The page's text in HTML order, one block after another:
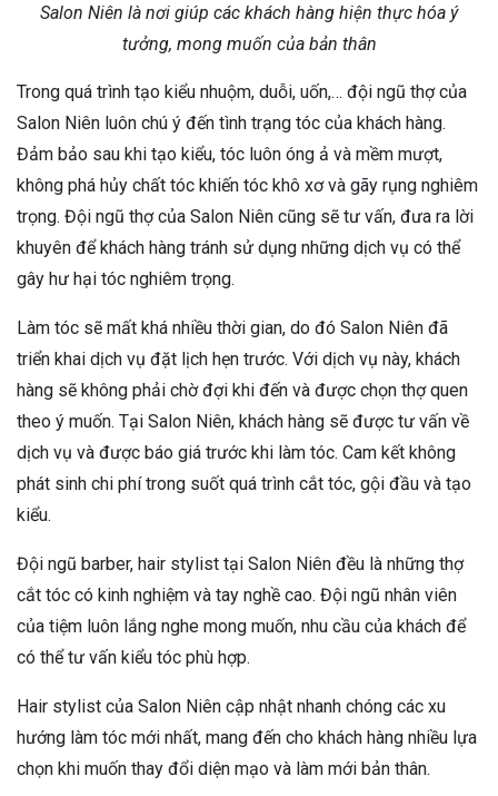
Salon Niên là nơi giúp các khách hàng hiện thực hóa ý
tưởng, mong muốn của bản thân
Trong quá trình tạo kiểu nhuộm, duỗi, uốn,… đội ngũ thợ của
Salon Niên luôn chú ý đến tình trạng tóc của khách hàng.
Đảm bảo sau khi tạo kiểu, tóc luôn óng ả và mềm mượt,
không phá hủy chất tóc khiến tóc khô xơ và gãy rụng nghiêm
trọng. Đội ngũ thợ của Salon Niên cũng sẽ tư vấn, đưa ra lời
khuyên để khách hàng tránh sử dụng những dịch vụ có thể
gây hư hại tóc nghiêm trọng.
Làm tóc sẽ mất khá nhiều thời gian, do đó Salon Niên đã
triển khai dịch vụ đặt lịch hẹn trước. Với dịch vụ này, khách
hàng sẽ không phải chờ đợi khi đến và được chọn thợ quen
theo ý muốn. Tại Salon Niên, khách hàng sẽ được tư vấn về
dịch vụ và được báo giá trước khi làm tóc. Cam kết không
phát sinh chi phí trong suốt quá trình cắt tóc, gội đầu và tạo
kiểu.
Đội ngũ barber, hair stylist tại Salon Niên đều là những thợ
cắt tóc có kinh nghiệm và tay nghề cao. Đội ngũ nhân viên
của tiệm luôn lắng nghe mong muốn, nhu cầu của khách để
có thể tư vấn kiểu tóc phù hợp.
Hair stylist của Salon Niên cập nhật nhanh chóng các xu
hướng làm tóc mới nhất, mang đến cho khách hàng nhiều lựa
chọn khi muốn thay đổi diện mạo và làm mới bản thân.